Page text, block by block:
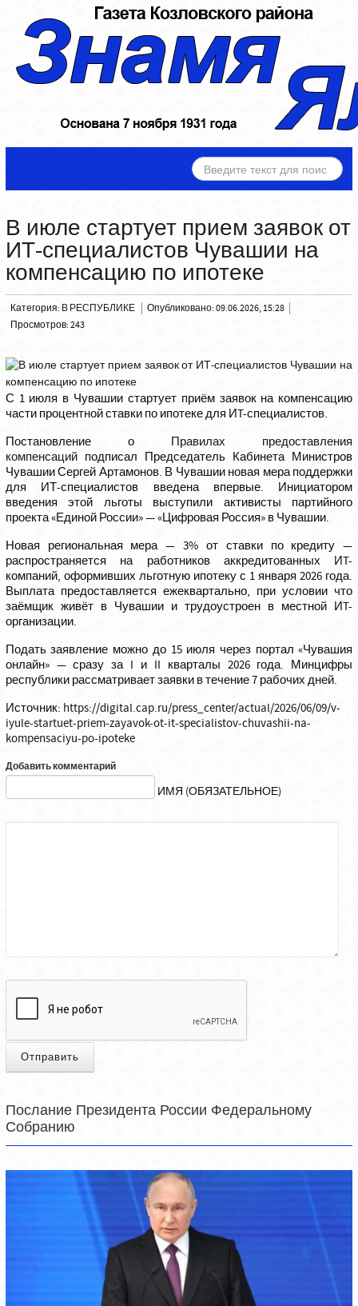
ИСКАТЬ...
В июле стартует прием заявок от
ИТ-специалистов Чувашии на
компенсацию по ипотеке
Категория:В РЕСПУБЛИКЕ
Опубликовано: 09.06.2026, 15:28
Просмотров: 243
С 1 июля в Чувашии стартует приём заявок на компенсацию
части процентной ставки по ипотеке для ИT-специалистов.
Постановление оПравилах предоставления
компенсацийподписал Председатель Кабинета Министров
Чувашии Сергей Артамонов. В Чувашии новая мера поддержки
для ИТ-специалистов введена впервые. Инициатором
введения этой льготы выступили активисты партийного
проекта «Единой России» — «Цифровая Россия» в Чувашии.
Новая региональная мера — 3% от ставки по кредиту —
распространяется на работников аккредитованных ИT-
компаний, оформивших льготную ипотеку с 1 января 2026 года.
Выплата предоставляется ежеквартально, при условии что
заёмщик живёт в Чувашии и трудоустроен в местной ИT-
организации.
Подать заявление можно до 15 июля через портал «Чувашия
онлайн» — сразу за I и II кварталы 2026 года. Минцифры
республики рассматривает заявки в течение 7 рабочих дней.
Источник:https://digital.cap.ru/press_center/actual/2026/06/09/v-
iyule-startuet-priem-zayavok-ot-it-specialistov-chuvashii-na-
kompensaciyu-po-ipoteke
Добавить комментарий
ИМЯ (ОБЯЗАТЕЛЬНОЕ)
Отправить
Послание Президента России Федеральному
Собранию